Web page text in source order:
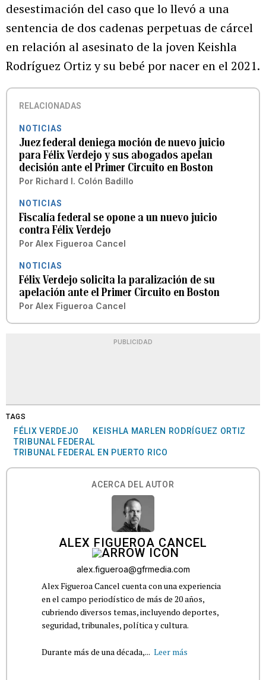
desestimación del caso que lo llevó a una
sentencia de dos cadenas perpetuas de cárcel
en relación al asesinato de la joven Keishla
Rodríguez Ortiz y su bebé por nacer en el 2021.
RELACIONADAS
NOTICIAS
Juez federal deniega moción de nuevo juicio
para Félix Verdejo y sus abogados apelan
decisión ante el Primer Circuito en Boston
Por Richard I. Colón Badillo
NOTICIAS
Fiscalía federal se opone a un nuevo juicio
contra Félix Verdejo
Por Alex Figueroa Cancel
NOTICIAS
Félix Verdejo solicita la paralización de su
apelación ante el Primer Circuito en Boston
Por Alex Figueroa Cancel
PUBLICIDAD
TAGS
FÉLIX VERDEJO
KEISHLA MARLEN RODRÍGUEZ ORTIZ
TRIBUNAL FEDERAL
TRIBUNAL FEDERAL EN PUERTO RICO
ACERCA DEL AUTOR
ALEX FIGUEROA CANCEL
alex.figueroa@gfrmedia.com
Alex Figueroa Cancel cuenta con una experiencia
en el campo periodístico de más de 20 años,
cubriendo diversos temas, incluyendo deportes,
seguridad, tribunales, política y cultura.
Durante más de una década,... Leer más